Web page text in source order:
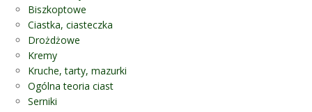
Biszkoptowe
Ciastka, ciasteczka
Drożdżowe
Kremy
Kruche, tarty, mazurki
Ogólna teoria ciast
Serniki